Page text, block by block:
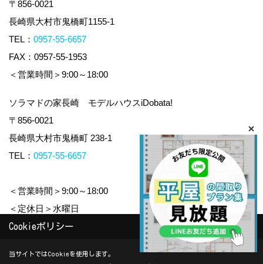
〒856-0021
長崎県大村市鬼橋町1155-1
TEL： 0957-55-6657
FAX：0957-55-1953
＜営業時間＞9:00～18:00
ソラマドの家長崎 モデルハウスiDobata!
〒856-0021
長崎県大村市鬼橋町 238-1
TEL： 0957-55-6657
＜営業時間＞9:00～18:00
＜定休日＞水曜日
Copyright (c) yamauchi-jyuken. All Rights Reserved.
Cookieポリシー
当サイトではCookieを使用します。